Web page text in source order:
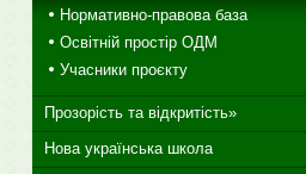
Нормативно-правова база
Освітній простір ОДМ
Учасники проєкту
Прозорість та відкритість»
Нова українська школа